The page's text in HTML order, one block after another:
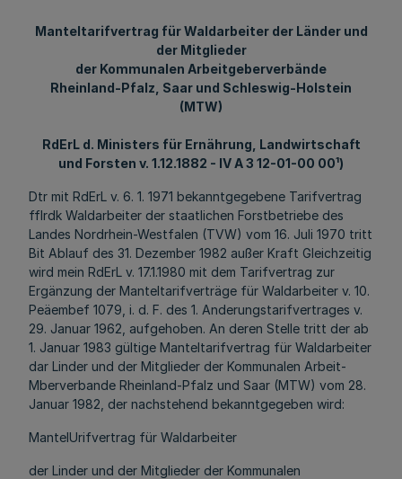
Manteltarifvertrag für Waldarbeiter der Länder und
der Mitglieder
der Kommunalen Arbeitgeberverbände
Rheinland-Pfalz, Saar und Schleswig-Holstein
(MTW)
RdErL d. Ministers für Ernährung, Landwirtschaft
und Forsten v. 1.12.1882 - IV A 3 12-01-00 00¹)
Dtr mit RdErL v. 6. 1. 1971 bekanntgegebene Tarifvertrag
fflrdk Waldarbeiter der staatlichen Forstbetriebe des
Landes Nordrhein-Westfalen (TVW) vom 16. Juli 1970 tritt
Bit Ablauf des 31. Dezember 1982 außer Kraft Gleichzeitig
wird mein RdErL v. 17.1.1980 mit dem Tarifvertrag zur
Ergänzung der Manteltarifverträge für Waldarbeiter v. 10.
Peäembef 1079, i. d. F. des 1. Anderungstarifvertrages v.
29. Januar 1962, aufgehoben. An deren Stelle tritt der ab
1. Januar 1983 gültige Manteltarifvertrag für Waldarbeiter
dar Linder und der Mitglieder der Kommunalen Arbeit-
Mberverbande Rheinland-Pfalz und Saar (MTW) vom 28.
Januar 1982, der nachstehend bekanntgegeben wird:
MantelUrifvertrag für Waldarbeiter
der Linder und der Mitglieder der Kommunalen